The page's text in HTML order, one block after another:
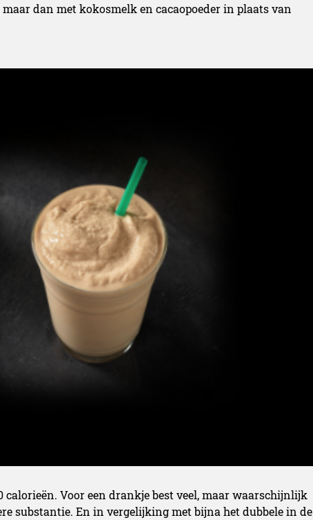
dan met kokosmelk en cacaopoeder in plaats van
calorieën. Voor een drankje best veel, maar waarschijnlijk
substantie. En in vergelijking met bijna het dubbele in de